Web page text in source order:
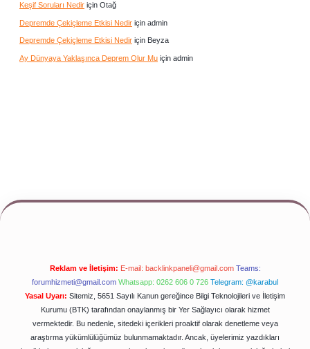
Keşif Soruları Nedir için Otağ
Depremde Çekiçleme Etkisi Nedir için admin
Depremde Çekiçleme Etkisi Nedir için Beyza
Ay Dünyaya Yaklaşınca Deprem Olur Mu için admin
Reklam ve İletişim: E-mail: backlinkpaneli@gmail.com Teams:
forumhizmeti@gmail.com Whatsapp: 0262 606 0 726 Telegram: @karabul
Yasal Uyarı: Sitemiz, 5651 Sayılı Kanun gereğince Bilgi Teknolojileri ve İletişim
Kurumu (BTK) tarafından onaylanmış bir Yer Sağlayıcı olarak hizmet
vermektedir. Bu nedenle, sitedeki içerikleri proaktif olarak denetleme veya
araştırma yükümlülüğümüz bulunmamaktadır. Ancak, üyelerimiz yazdıkları